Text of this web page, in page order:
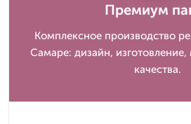
Премиум
Комплексное производство
Самаре: дизайн,
качества.